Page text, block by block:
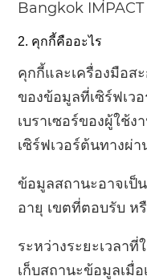
Bangkok IMPACT
คุกกี้คืออะไร
คุกกี้และเครื่องมือส
ของข้อมูลที่เซิร์ฟเว
เบราเซอร์ของผู้ใช้
เซิร์ฟเวอร์ต้นทางผ่า
ข้อมูลสถานะอาจเป็
อายุ เขตที่ตอบรับ ห
ระหว่างระยะเวลา
เก็บสถานะข้อมูลเมื่อ